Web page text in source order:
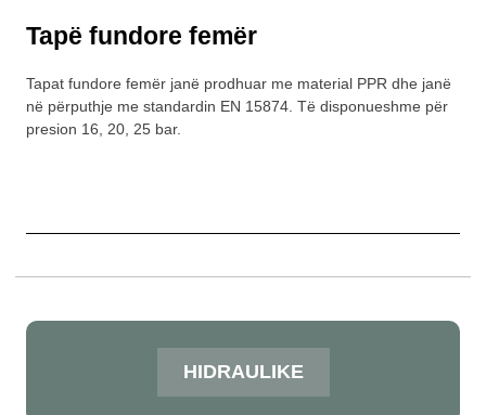
Tapë fundore femër
Tapat fundore femër janë prodhuar me material PPR dhe janë
në përputhje me standardin EN 15874. Të disponueshme për
presion 16, 20, 25 bar.
HIDRAULIKE